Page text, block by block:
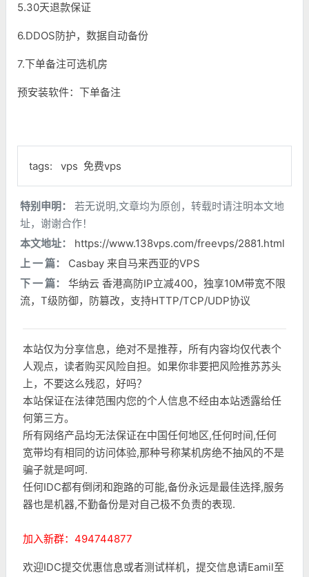
5.30天退款保证
6.DDOS防护，数据自动备份
7.下单备注可选机房
预安装软件：下单备注
tags: vps 免费vps
特别申明：
若无说明,文章均为原创，转载时请注明本文地
址，谢谢合作！
本文地址：
https://www.138vps.com/freevps/2881.html
上 一 篇：
Casbay 来自马来西亚的VPS
下 一 篇：
华纳云 香港高防IP立减400，独享10M带宽不限
流，T级防御，防篡改，支持HTTP/TCP/UDP协议
本站仅为分享信息，绝对不是推荐，所有内容均仅代表个
人观点，读者购买风险自担。如果你非要把风险推苏苏头
上，不要这么残忍，好吗？
本站保证在法律范围内您的个人信息不经由本站透露给任
何第三方。
所有网络产品均无法保证在中国任何地区,任何时间,任何
宽带均有相同的访问体验,那种号称某机房绝不抽风的不是
骗子就是呵呵.
任何IDC都有倒闭和跑路的可能,备份永远是最佳选择,服务
器也是机器,不勤备份是对自己极不负责的表现.
加入新群：494744877
欢迎IDC提交优惠信息或者测试样机，提交信息请Eamil至